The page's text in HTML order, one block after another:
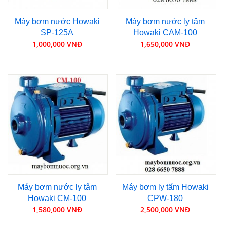
Máy bơm nước Howaki
SP-125A
1,000,000 VNĐ
Máy bơm nước ly tâm
Howaki CAM-100
1,650,000 VNĐ
Máy bơm nước ly tâm
Howaki CM-100
1,580,000 VNĐ
Máy bơm ly tấm Howaki
CPW-180
2,500,000 VNĐ